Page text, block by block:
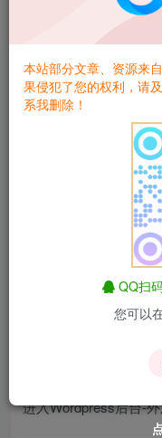
有很多的扩展性了！
本篇文章属于扩展功能
础，如果一点都不会
基础的朋友一看就懂
也能做出好看的效果！
图片展示
进入Wordpress后台-
本站部分文章、资源来
果侵犯了您的权利，请
系我删除！
QQ扫
您可以